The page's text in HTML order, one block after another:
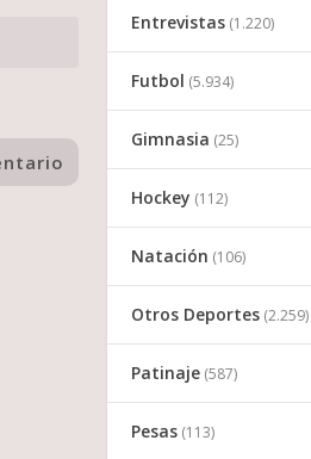
Entrevistas (1.220)
Futbol (5.934)
Gimnasia (25)
Hockey (112)
Natación (106)
Otros Deportes (2.259)
Patinaje (587)
Pesas (113)